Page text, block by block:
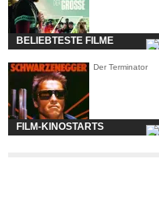
BELIEBTESTE FILME
Der Terminator
FILM-KINOSTARTS